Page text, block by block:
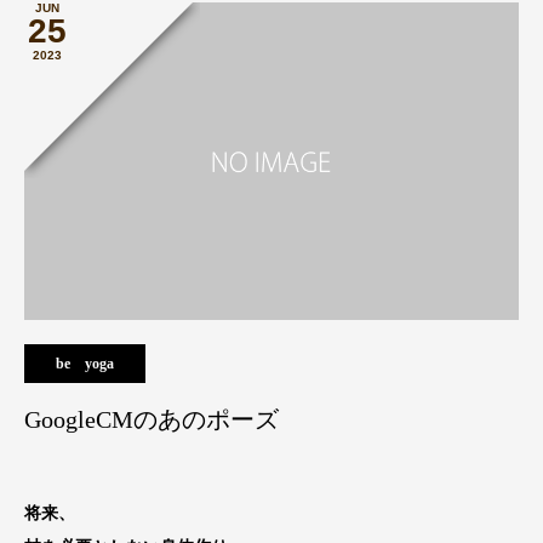
JUN
25
2023
be yoga
GoogleCMのあのポーズ
将来、